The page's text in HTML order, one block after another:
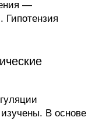
—
Гипотензия
В основе